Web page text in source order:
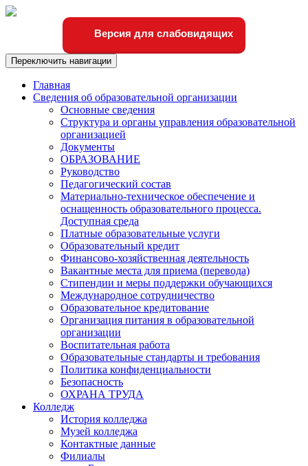
Версия для слабовидящих
Переключить навигации
Главная
Сведения об образовательной организации
Основные сведения
Структура и органы управления образовательной
организацией
Документы
ОБРАЗОВАНИЕ
Руководство
Педагогический состав
Материально-техническое обеспечение и
оснащенность образовательного процесса.
Доступная среда
Платные образовательные услуги
Образовательный кредит
Финансово-хозяйственная деятельность
Вакантные места для приема (перевода)
Стипендии и меры поддержки обучающихся
Международное сотрудничество
Образовательное кредитование
Организация питания в образовательной
организации
Воспитательная работа
Образовательные стандарты и требования
Политика конфиденциальности
Безопасность
ОХРАНА ТРУДА
Колледж
История колледжа
Музей колледжа
Контактные данные
Филиалы